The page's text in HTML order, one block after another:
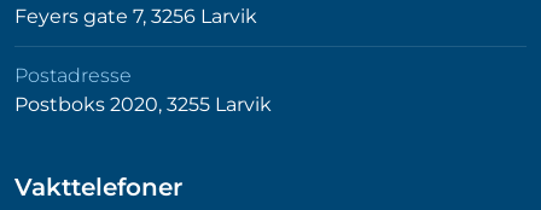
Feyers gate 7, 3256 Larvik
Postadresse
Postboks 2020, 3255 Larvik
Vakttelefoner